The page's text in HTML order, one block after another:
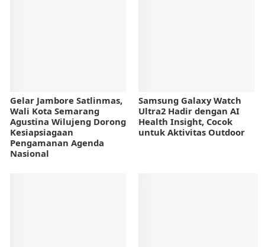
Gelar Jambore Satlinmas,
Wali Kota Semarang
Agustina Wilujeng Dorong
Kesiapsiagaan
Pengamanan Agenda
Nasional
Samsung Galaxy Watch
Ultra2 Hadir dengan AI
Health Insight, Cocok
untuk Aktivitas Outdoor